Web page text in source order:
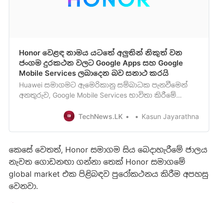
Honor වෙළඳ නාමය යටතේ අලුතින් නිකුත් වන
ජංගම දුරකථන වලට Google Apps සහ Google
Mobile Services ලබාදෙන බව සනාථ කරයි
Huawei සමාගමට ඇමෙරිකානු සම්බාධක පැනවීමෙන්
අනතුරුව, Google Mobile Services භාවිතා කිරීමේ
ආයතනයට ද අහිමි වූ බව ඔබ දන්නවා ඇති. ඉන් පසුව
TechNews.LK Kasun Jayarathna
කෙසේ වෙතත්, Honor සමාගම සිය බෙදාහැරීමේ ජාලය
නැවත ගොඩනඟා ගන්නා තෙක් Honor සමාගමේ
global market එක පිළිබඳව පුරෝකථනය කිරීම අපහසු
වෙනවා.